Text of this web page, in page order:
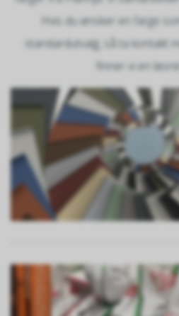
Hvis du ønsker en farge
standardutvalg, så ta kontakt
finner vi en